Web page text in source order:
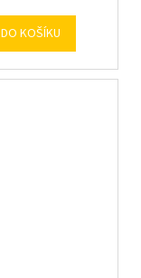
DO KOŠÍKU